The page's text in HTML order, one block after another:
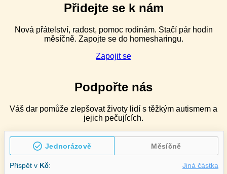
speciální
v ZŠ
speciálních
Přidejte se k nám
Nová přátelství, radost, pomoc rodinám. Stačí pár hodin
měsíčně. Zapojte se do homesharingu.
Zapojit se
Podpořte nás
Váš dar pomůže zlepšovat životy lidí s těžkým autismem a
jejich pečujících.